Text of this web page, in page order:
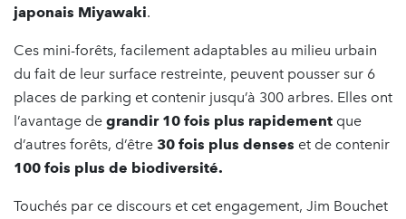
japonais Miyawaki.
Ces mini-forêts, facilement adaptables au milieu urbain
du fait de leur surface restreinte, peuvent pousser sur 6
places de parking et contenir jusqu’à 300 arbres. Elles ont
l’avantage de grandir 10 fois plus rapidement que
d’autres forêts, d’être 30 fois plus denses et de contenir
100 fois plus de biodiversité.
Touchés par ce discours et cet engagement, Jim Bouchet